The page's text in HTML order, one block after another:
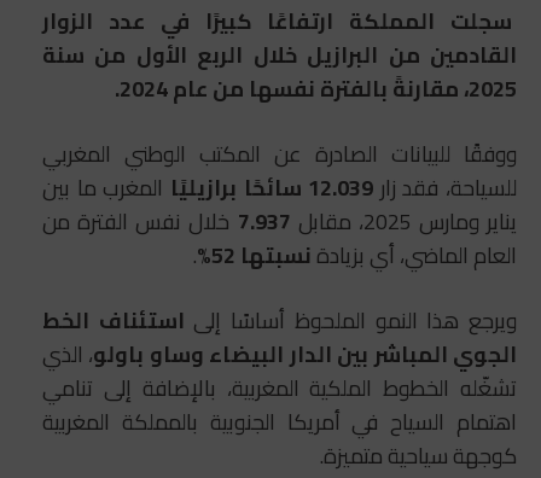
سجلت المملكة ارتفاعًا كبيرًا في عدد الزوار
القادمين من البرازيل خلال الربع الأول من سنة
2025، مقارنةً بالفترة نفسها من عام 2024.
ووفقًا للبيانات الصادرة عن المكتب الوطني المغربي
للسياحة، فقد زار 12.039 سائحًا برازيليًا
المغرب ما بين
يناير ومارس 2025، مقابل
7.937 خلال نفس الفترة من
العام الماضي، أي بزيادةنسبتها 52%
.
ويرجع هذا النمو الملحوظ أساسًا إلى استئناف الخط
الجوي المباشر بين الدار البيضاء وساو باولو، الذي
تشغّله الخطوط الملكية المغربية، بالإضافة إلى تنامي
اهتمام السياح في أمريكا الجنوبية بالمملكة المغربية
كوجهة سياحية متميزة.